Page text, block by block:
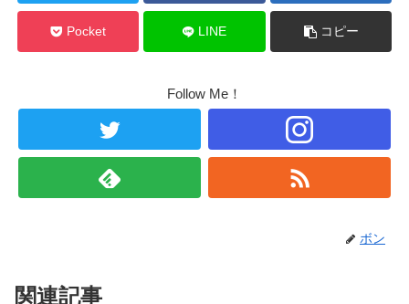
Pocket LINE コピー
Follow Me！
ボン
関連記事